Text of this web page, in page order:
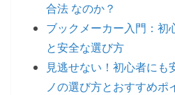
合法 なのか？
ブックメーカー入門：初
と安全な選び方
見逃せない！初心者にも
ノの選び方とおすすめポ